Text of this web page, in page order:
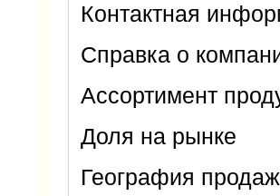
Контактная
Справка о
Ассортимент
Доля на рынке
География